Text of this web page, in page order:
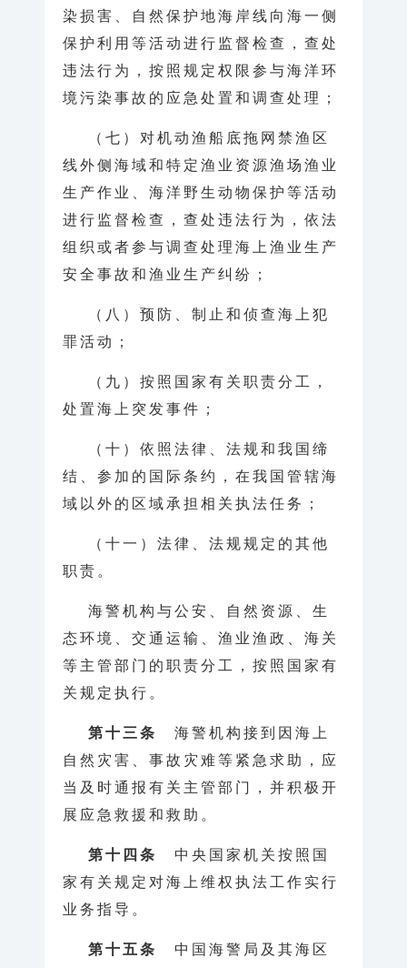
染损害、自然保护地海岸线向海一侧
保护利用等活动进行监督检查，查处
违法行为，按照规定权限参与海洋环
境污染事故的应急处置和调查处理；
（七）对机动渔船底拖网禁渔区
线外侧海域和特定渔业资源渔场渔业
生产作业、海洋野生动物保护等活动
进行监督检查，查处违法行为，依法
组织或者参与调查处理海上渔业生产
安全事故和渔业生产纠纷；
（八）预防、制止和侦查海上犯
罪活动；
（九）按照国家有关职责分工，
处置海上突发事件；
（十）依照法律、法规和我国缔
结、参加的国际条约，在我国管辖海
域以外的区域承担相关执法任务；
（十一）法律、法规规定的其他
职责。
海警机构与公安、自然资源、生
态环境、交通运输、渔业渔政、海关
等主管部门的职责分工，按照国家有
关规定执行。
第十三条
海警机构接到因海上
自然灾害、事故灾难等紧急求助，应
当及时通报有关主管部门，并积极开
展应急救援和救助。
第十四条
中央国家机关按照国
家有关规定对海上维权执法工作实行
业务指导。
第十五条
中国海警局及其海区